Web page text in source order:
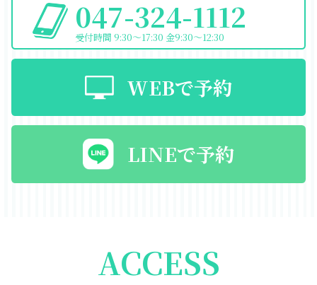
047-324-1112
受付時間 9:30〜17:30 金9:30〜12:30
WEBで予約
LINEで予約
ACCESS